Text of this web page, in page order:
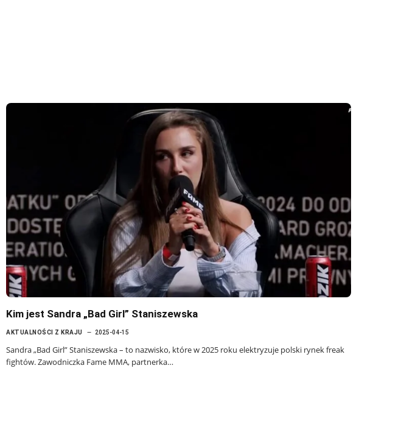
Kim jest Sandra „Bad Girl” Staniszewska
AKTUALNOŚCI Z KRAJU 2025-04-15
Sandra „Bad Girl” Staniszewska – to nazwisko, które w 2025 roku elektryzuje polski rynek freak
fightów. Zawodniczka Fame MMA, partnerka…